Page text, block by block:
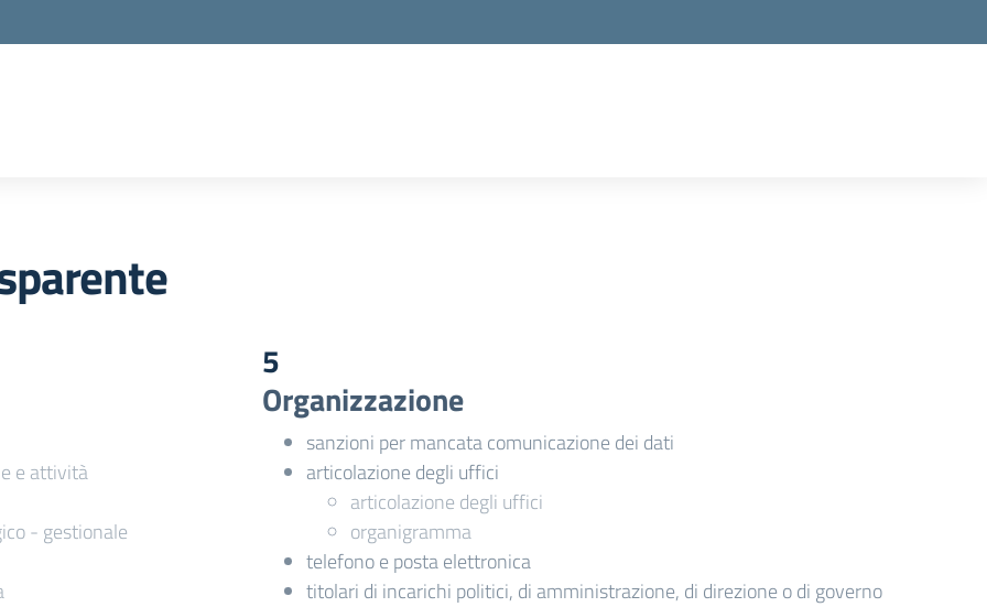
e attività
- gestionale
5
Organizzazione
sanzioni per mancata comunicazione dei dati
articolazione degli uffici
articolazione degli uffici
organigramma
telefono e posta elettronica
titolari di incarichi politici, di amministrazione, di direzione o di governo